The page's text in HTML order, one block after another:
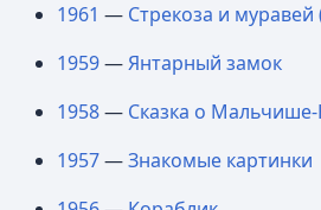
1961 — Стрекоза и муравей
1959—Янтарный замок
1958— Сказка о
1957—Знакомые картинки